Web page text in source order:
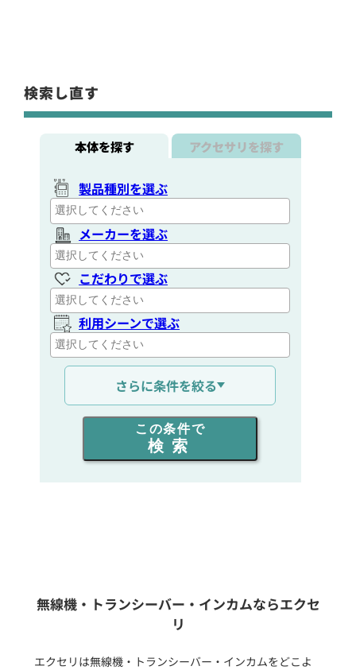
検索し直す
本体を探す アクセサリを探す
製品種別を選ぶ
メーカーを選ぶ
こだわりで選ぶ
利用シーンで選ぶ
通信距離を選ぶ
出力を選ぶ
同時通話人数を選ぶ
フリーワード入力(製品名等)
さらに条件を絞る
この条件で
検索
無線機・トランシーバー・インカムならエクセ
リ
エクセリは無線機・トランシーバー・インカムをどこよ